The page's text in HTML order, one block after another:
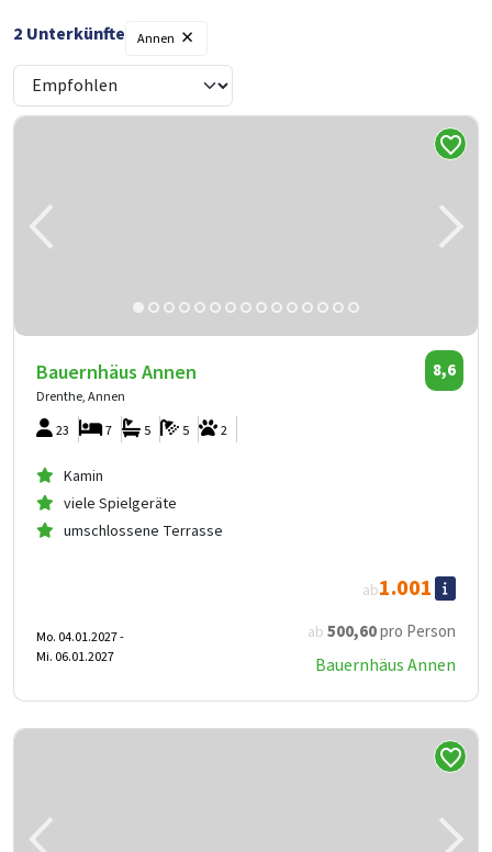
2 Unterkünfte Annen ×
Bauernhäus Annen
Drenthe, Annen
8,6
23 2
5
5
7
Kamin
viele Spielgeräte
umschlossene Terrasse
ab 500,60pro Person
ab1.001
Mo. 04.01.2027 -
Mi. 06.01.2027
Bauernhäus Annen